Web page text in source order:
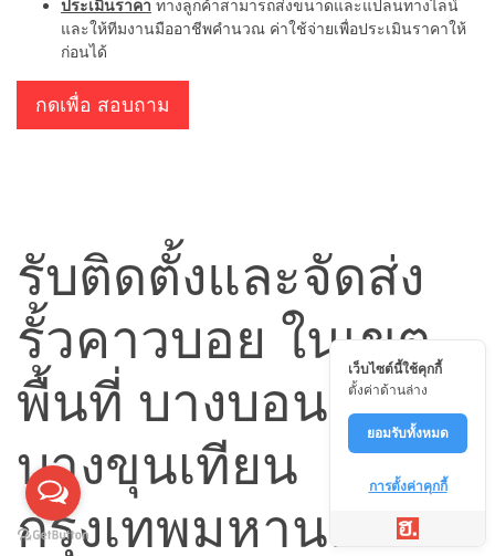
ประเมินราคา ทางลูกค้าสามารถส่งขนาดและแปลนทางไลน์
และให้ทีมงานมืออาชีพคำนวณ ค่าใช้จ่ายเพื่อประเมินราคาให้
ก่อนได้
กดเพื่อ สอบถาม
รับติดตั้งและจัดส่ง
รั้วคาวบอย ในเขต
พื้นที่ บางบอน เขต
บางขุนเทียน
กรุงเทพมหานคร
เว็บไซต์นี้ใช้คุกกี้
ตั้งค่าด้านล่าง
ยอมรับทั้งหมด
การตั้งค่าคุกกี้